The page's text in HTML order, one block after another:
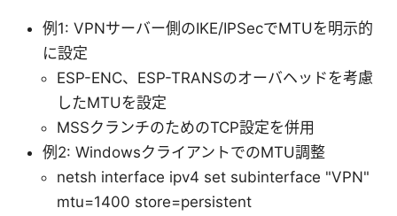
例1: VPNサーバー側のIKE/IPSecでMTUを明示的
に設定
ESP-ENC、ESP-TRANSのオーバヘッドを考慮
したMTUを設定
MSSクランチのためのTCP設定を併用
例2: WindowsクライアントでのMTU調整
netsh interface ipv4 set subinterface "VPN"
mtu=1400 store=persistent